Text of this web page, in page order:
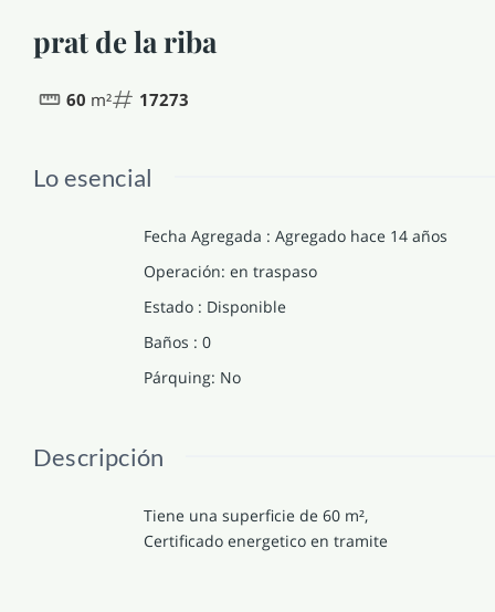
prat de la riba
60 m² 17273
Lo esencial
Fecha Agregada : Agregado hace 14 años
Operación: en traspaso
Estado : Disponible
Baños : 0
Párquing: No
Descripción
Tiene una superficie de 60 m²,
Certificado energetico en tramite